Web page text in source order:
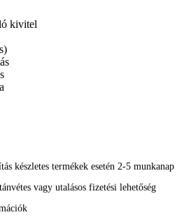
kivitel
készletes termékek esetén 2-5 munkanap
vagy utalásos fizetési lehetőség